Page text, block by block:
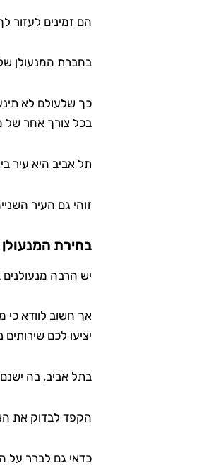
הם זמינים לעזור לך 24/7 ויוכלו לספק את הצרכים שלך בהקדם
בחברת המנעולן
כך שלעולם לא
בכל צורך אחר של
תל אביב היא עיר
זוהי גם העיר
בחירת
יש הרבה
אך חשוב לוודא כי
יציעו לכם
בתל אביב, בה
הקפד לבדוק את
כדאי גם לברר על